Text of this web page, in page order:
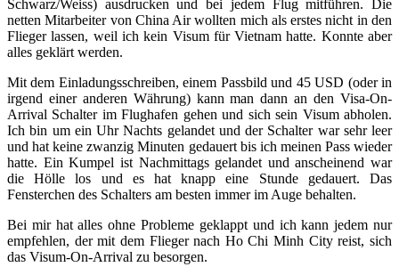
Schwarz/Weiss) ausdrucken und bei jedem Flug mitführen. Die
netten Mitarbeiter von China Air wollten mich als erstes nicht in den
Flieger lassen, weil ich kein Visum für Vietnam hatte. Konnte aber
alles geklärt werden.
Mit dem Einladungsschreiben, einem Passbild und 45 USD (oder in
irgend einer anderen Währung) kann man dann an den Visa-On-
Arrival Schalter im Flughafen gehen und sich sein Visum abholen.
Ich bin um ein Uhr Nachts gelandet und der Schalter war sehr leer
und hat keine zwanzig Minuten gedauert bis ich meinen Pass wieder
hatte. Ein Kumpel ist Nachmittags gelandet und anscheinend war
die Hölle los und es hat knapp eine Stunde gedauert. Das
Fensterchen des Schalters am besten immer im Auge behalten.
Bei mir hat alles ohne Probleme geklappt und ich kann jedem nur
empfehlen, der mit dem Flieger nach Ho Chi Minh City reist, sich
das Visum-On-Arrival zu besorgen.